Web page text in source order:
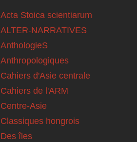
Acta Stoica scientiarum
ALTER-NARRATIVES
AnthologieS
Anthropologiques
Cahiers d'Asie centrale
Cahiers de l'ARM
Centre-Asie
Classiques hongrois
Des îles